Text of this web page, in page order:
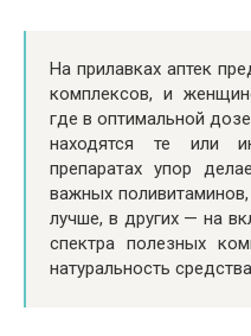
На прилавках аптек
комплексов, и
где в оптимальной
находятся те или
препаратах упор
важных
лучше, в других — на
спектра полезных
натуральность